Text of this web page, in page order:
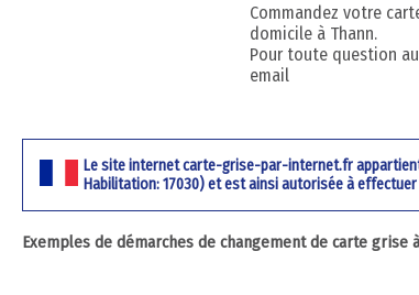
Commandez votre
domicile à Thann.
Pour toute question
email
Le site internet carte-grise-par-internet.fr appartient
Habilitation: 17030) et est ainsi autorisée à
Exemples de démarches de changement de carte grise